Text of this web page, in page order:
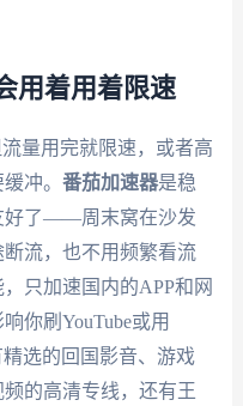
用着用着限速
量用完就限速，或者高
冲。 番茄加速器是稳
好了——周末窝在沙发
断流，也不用频繁看流
只加速国内的APP和网
你刷YouTube或用
选的回国影音、游戏
的高清专线，还有王